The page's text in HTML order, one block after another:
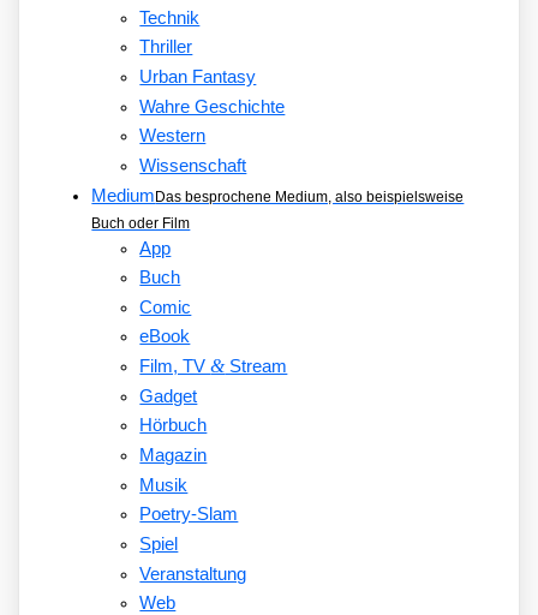
Technik
Thriller
Urban Fantasy
Wahre Geschichte
Western
Wissenschaft
MediumDas besprochene Medium, also beispielsweise
Buch oder Film
App
Buch
Comic
eBook
Film, TV&Stream
Gadget
Hörbuch
Magazin
Musik
Poetry-Slam
Spiel
Veranstaltung
Web